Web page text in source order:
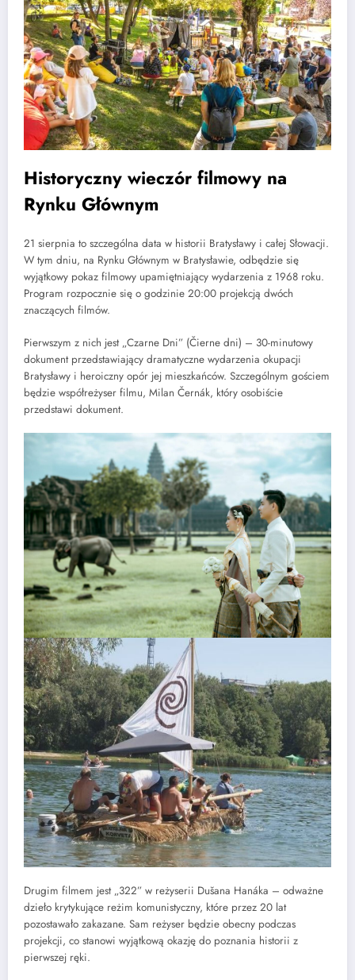
Historyczny wieczór filmowy na
Rynku Głównym
21 sierpnia to szczególna data w historii Bratysławy i całej Słowacji.
W tym dniu, na Rynku Głównym w Bratysławie, odbędzie się
wyjątkowy pokaz filmowy upamiętniający wydarzenia z 1968 roku.
Program rozpocznie się o godzinie 20:00 projekcją dwóch
znaczących filmów.
Pierwszym z nich jest „Czarne Dni” (Čierne dni) – 30-minutowy
dokument przedstawiający dramatyczne wydarzenia okupacji
Bratysławy i heroiczny opór jej mieszkańców. Szczególnym gościem
będzie współreżyser filmu, Milan Černák, który osobiście
przedstawi dokument.
Drugim filmem jest „322” w reżyserii Dušana Hanáka – odważne
dzieło krytykujące reżim komunistyczny, które przez 20 lat
pozostawało zakazane. Sam reżyser będzie obecny podczas
projekcji, co stanowi wyjątkową okazję do poznania historii z
pierwszej ręki.